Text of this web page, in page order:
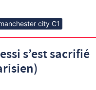
city C1
s’est sacrifié